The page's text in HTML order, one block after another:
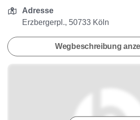
Adresse
Erzbergerpl., 50733 Köln
Wegbeschreibung